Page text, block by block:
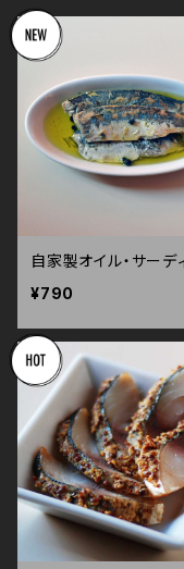
自家製オイル・サーデ
¥790